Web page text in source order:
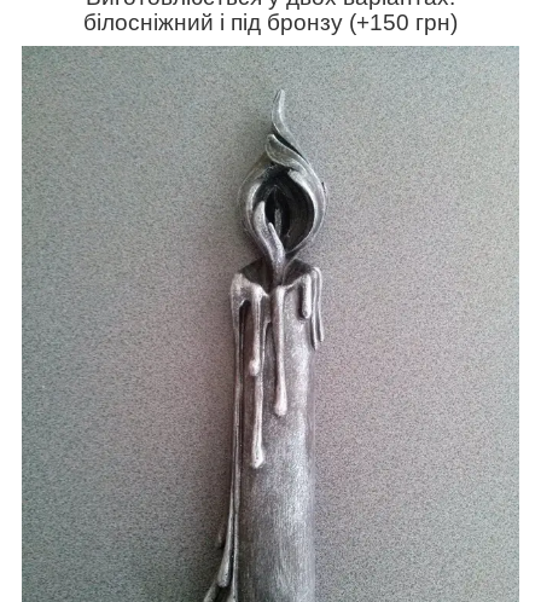
білосніжний і під бронзу (+150 грн)